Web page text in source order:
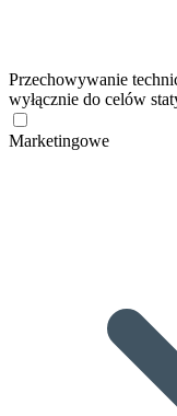
Przechowywanie
wyłącznie do celów
Marketingowe